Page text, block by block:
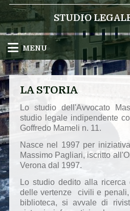
STUDIO
MENU
LA STORIA
Lo studio dell'Avvocato
studio legale indipendente
Goffredo Mameli n. 11.
Nasce nel 1997 per
Massimo Pagliari, iscritto
Verona dal 1997.
Lo studio dedito alla ricerca
delle vertenze civili e
biblioteca, si avvale di